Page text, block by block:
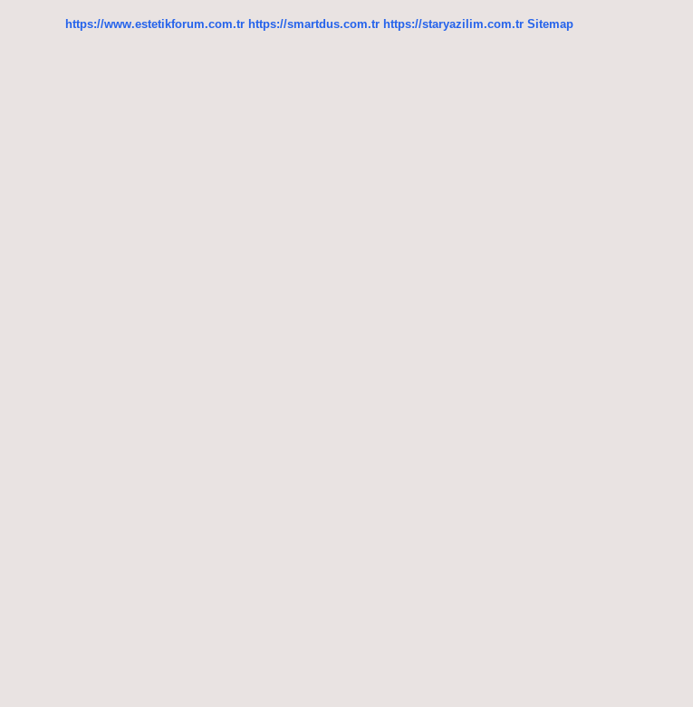
https://www.estetikforum.com.tr https://smartdus.com.tr https://staryazilim.com.tr Sitemap